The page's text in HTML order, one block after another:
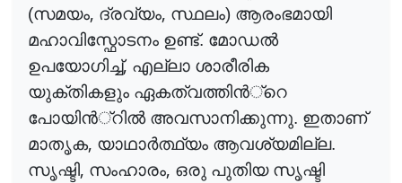
(സമയം, ദ്രവ്യം, സ്ഥലം) ആരംഭമായി
മഹാവിസ്ഫോടനം ഉണ്ട്. മോഡൽ
ഉപയോഗിച്ച്, എല്ലാ ശാരീരിക
യുക്തികളും ഏകത്വത്തിൻ്റെ
പോയിൻ്റിൽഅവസാനിക്കുന്നു. ഇതാണ്
മാതൃക, യാഥാർത്ഥ്യം ആവശ്യമില്ല.
സൃഷ്ടി, സംഹാരം, ഒരു പുതിയ സൃഷ്ടി